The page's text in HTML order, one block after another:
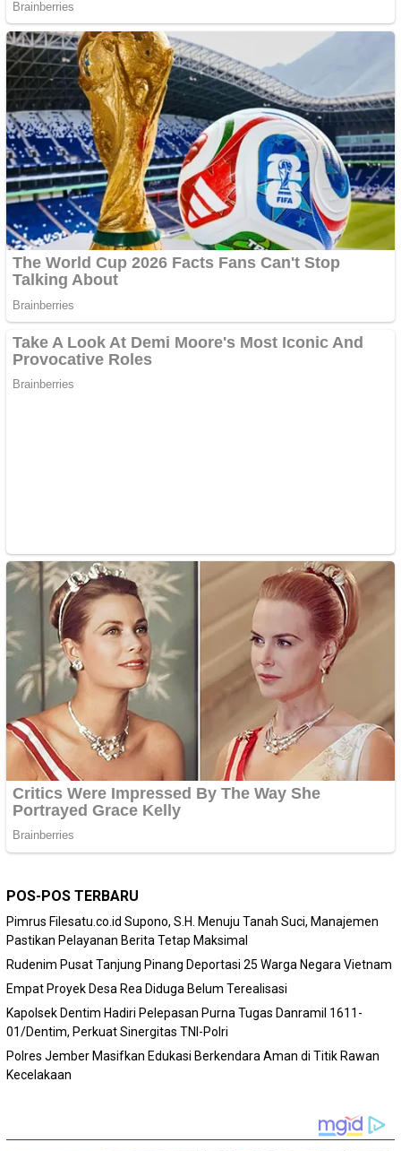
POS-POS TERBARU
Pimrus Filesatu.co.id Supono, S.H. Menuju Tanah Suci, Manajemen
Pastikan Pelayanan Berita Tetap Maksimal
Rudenim Pusat Tanjung Pinang Deportasi 25 Warga Negara Vietnam
Empat Proyek Desa Rea Diduga Belum Terealisasi
Kapolsek Dentim Hadiri Pelepasan Purna Tugas Danramil 1611-
01/Dentim, Perkuat Sinergitas TNI-Polri
Polres Jember Masifkan Edukasi Berkendara Aman di Titik Rawan
Kecelakaan